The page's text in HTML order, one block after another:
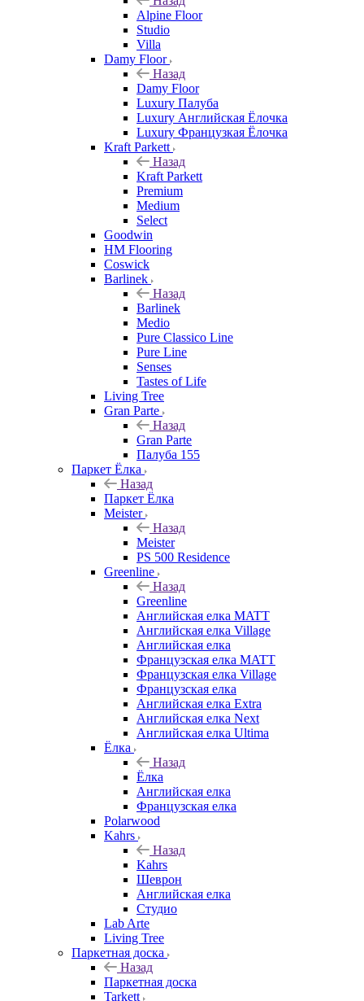
Alpine Floor
Studio
Villa
Damy Floor
Назад
Damy Floor
Luxury Палуба
Luxury Английская Ёлочка
Luxury Французкая Ёлочка
Kraft Parkett
Назад
Kraft Parkett
Premium
Medium
Select
Goodwin
HM Flooring
Coswick
Barlinek
Назад
Barlinek
Medio
Pure Classico Line
Pure Line
Senses
Tastes of Life
Living Tree
Gran Parte
Назад
Gran Parte
Палуба 155
Паркет Ёлка
Назад
Паркет Ёлка
Meister
Назад
Meister
PS 500 Residence
Greenline
Назад
Greenline
Английская елка MATT
Английская елка Village
Английская елка
Французская елка MATT
Французская елка Village
Французская елка
Английская елка Extra
Английская елка Next
Английская елка Ultima
Ёлка
Назад
Ёлка
Английская елка
Французская елка
Polarwood
Kahrs
Назад
Kahrs
Шеврон
Английская елка
Студио
Lab Arte
Living Tree
Паркетная доска
Назад
Паркетная доска
Tarkett